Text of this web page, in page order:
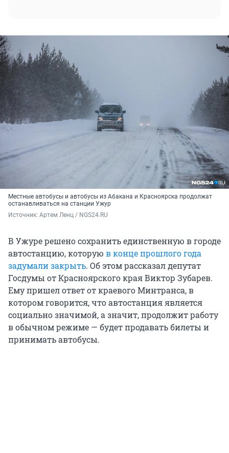
Местные автобусы и автобусы из Абакана и Красноярска продолжат
останавливаться на станции Ужур
Источник: Артем Ленц / NGS24.RU
В Ужуре решено сохранить единственную в городе
автостанцию, которую в конце прошлого года
задумали закрыть. Об этом рассказал депутат
Госдумы от Красноярского края Виктор Зубарев.
Ему пришел ответ от краевого Минтранса, в
котором говорится, что автостанция является
социально значимой, а значит, продолжит работу
в обычном режиме — будет продавать билеты и
принимать автобусы.